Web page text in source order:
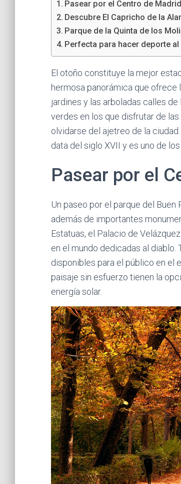
Pasear por el Centro de Madrid
Descubre El Capricho de la
Parque de la Quinta de los
Perfecta para hacer deporte al
El otoño constituye la mejor
hermosa panorámica que ofrece
jardines y las arboladas calles
verdes en los que disfrutar de
olvidarse del ajetreo de la
data del siglo XVII y es uno de
Pasear por el
Un paseo por el parque del
además de importantes
Estatuas, el Palacio de
en el mundo dedicadas al diablo.
disponibles para el público en el
paisaje sin esfuerzo tienen la
energía solar.